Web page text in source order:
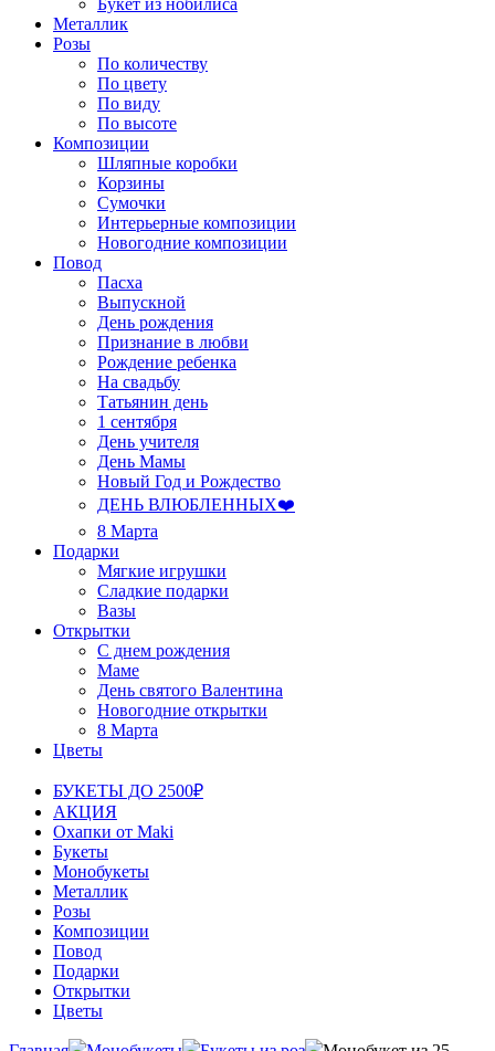
Букет из нобилиса
Металлик
Розы
По количеству
По цвету
По виду
По высоте
Композиции
Шляпные коробки
Корзины
Сумочки
Интерьерные композиции
Новогодние композиции
Повод
Пасха
Выпускной
День рождения
Признание в любви
Рождение ребенка
На свадьбу
Татьянин день
1 сентября
День учителя
День Мамы
Новый Год и Рождество
ДЕНЬ ВЛЮБЛЕННЫХ❤️
8 Марта
Подарки
Мягкие игрушки
Сладкие подарки
Вазы
Открытки
С днем рождения
Маме
День святого Валентина
Новогодние открытки
8 Марта
Цветы
БУКЕТЫ ДО 2500₽
АКЦИЯ
Охапки от Maki
Букеты
Монобукеты
Металлик
Розы
Композиции
Повод
Подарки
Открытки
Цветы